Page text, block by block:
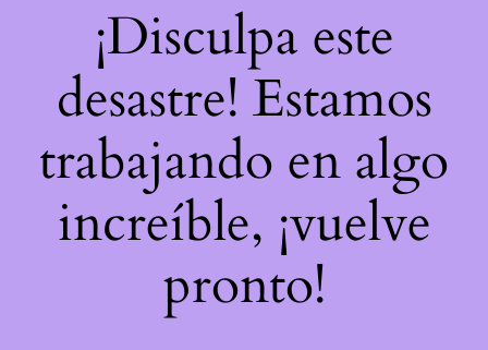
¡Disculpa este
desastre! Estamos
trabajando en algo
increíble, ¡vuelve
pronto!